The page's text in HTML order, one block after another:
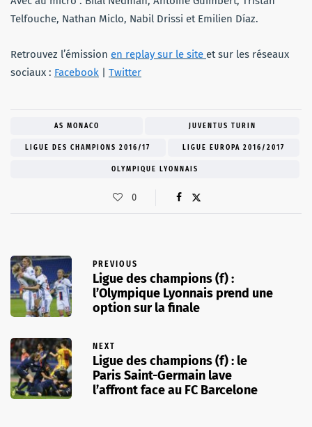
Telfouche, Nathan Miclo, Nabil Drissi et Emilien Díaz.
Retrouvez l’émission en replay sur le site et sur les réseaux
sociaux : Facebook | Twitter
AS MONACO JUVENTUS TURIN
LIGUE DES CHAMPIONS 2016/17 LIGUE EUROPA 2016/2017
OLYMPIQUE LYONNAIS
0
PREVIOUS
Ligue des champions (f) :
l’Olympique Lyonnais prend une
option sur la finale
NEXT
Ligue des champions (f) : le
Paris Saint-Germain lave
l’affront face au FC Barcelone